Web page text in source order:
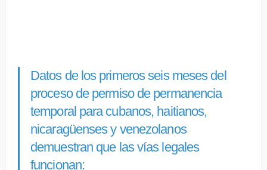
Datos de los primeros seis meses del
proceso de permiso de permanencia
temporal para cubanos, haitianos,
nicaragüenses y venezolanos
demuestran que las vías legales
funcionan: